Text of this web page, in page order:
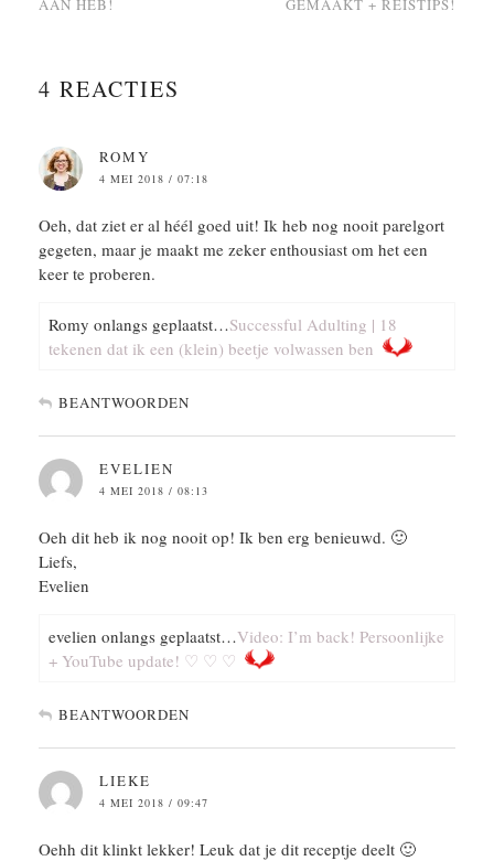
AAN HEB! GEMAAKT + REISTIPS!
4 REACTIES
ROMY
4 MEI 2018 / 07:18
Oeh, dat ziet er al héél goed uit! Ik heb nog nooit parelgort
gegeten, maar je maakt me zeker enthousiast om het een
keer te proberen.
Romy onlangs geplaatst…Successful Adulting | 18
tekenen dat ik een (klein) beetje volwassen ben
BEANTWOORDEN
EVELIEN
4 MEI 2018 / 08:13
Oeh dit heb ik nog nooit op! Ik ben erg benieuwd. 🙂
Liefs,
Evelien
evelien onlangs geplaatst…Video: I’m back! Persoonlijke
+ YouTube update! ♡ ♡ ♡
BEANTWOORDEN
LIEKE
4 MEI 2018 / 09:47
Oehh dit klinkt lekker! Leuk dat je dit receptje deelt 🙂